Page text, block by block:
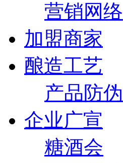
营销网络
加盟商家
酿造工艺
产品防伪
企业广宣
糖酒会